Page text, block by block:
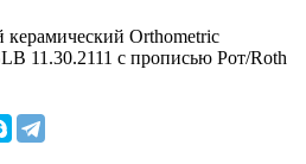
керамический Orthometric
с прописью Рот/Roth